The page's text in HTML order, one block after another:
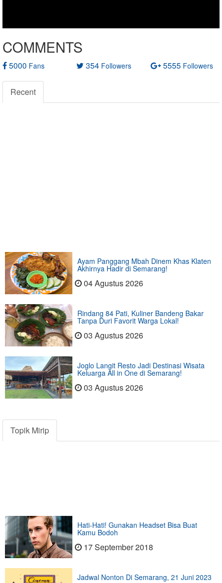
COMMENTS
5000 Fans 354 Followers 5555 Followers
Recent
Ayam Panggang Mbah Dinem Khas Klaten
Akhirnya Hadir di Semarang!
04 Agustus 2026
Rindang 84 Pati, Kuliner Bandeng Bakar
Tanpa Duri Favorit Warga Lokal!
03 Agustus 2026
Joglo Langit Resto Jadi Destinasi Wisata
Keluarga All in One di Semarang!
03 Agustus 2026
Topik Mirip
Hati-Hati! Gunakan Headset Bisa Buat
Kamu Bodoh
17 September 2018
Jadwal Nonton Di Semarang, 21 Juni 2023